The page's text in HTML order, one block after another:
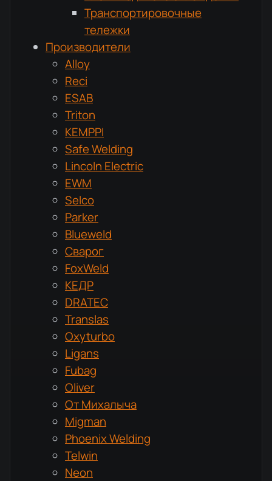
Транспортировочные
тележки
Производители
Alloy
Reci
ESAB
Triton
KEMPPI
Safe Welding
Lincoln Electric
EWM
Selco
Parker
Blueweld
Сварог
FoxWeld
КЕДР
DRATEC
Translas
Oxyturbo
Ligans
Fubag
Oliver
От Михалыча
Migman
Phoenix Welding
Telwin
Neon